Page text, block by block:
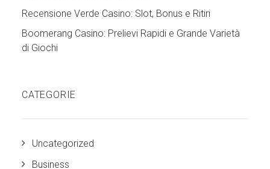
Recensione Verde Casino: Slot, Bonus e Ritiri
Boomerang Casino: Prelievi Rapidi e Grande Varietà
di Giochi
CATEGORIE
Uncategorized
Business